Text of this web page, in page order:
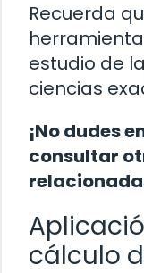
Recuerda
estudio de
ciencias
¡No dudes
consultar
cálculo